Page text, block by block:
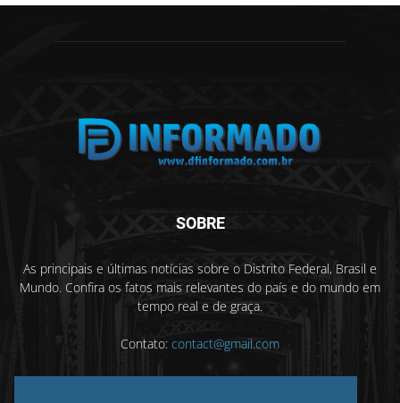
SOBRE
As principais e últimas notícias sobre o Distrito Federal, Brasil e
Mundo. Confira os fatos mais relevantes do país e do mundo em
tempo real e de graça.
Contato: contact@gmail.com